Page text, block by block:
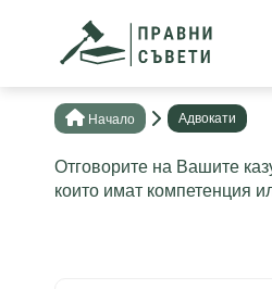
Нaчало Адвокати
Отговорите на Вашите
които имат компетенция